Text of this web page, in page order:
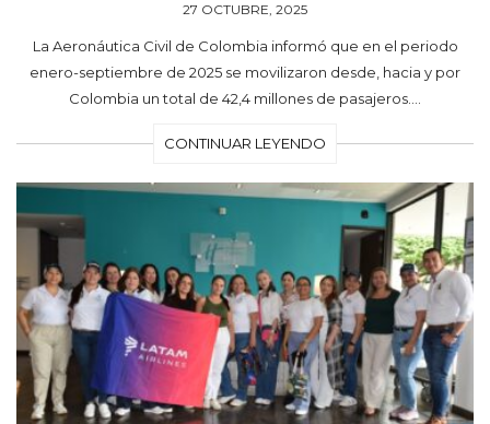
27 OCTUBRE, 2025
La Aeronáutica Civil de Colombia informó que en el periodo
enero-septiembre de 2025 se movilizaron desde, hacia y por
Colombia un total de 42,4 millones de pasajeros.…
CONTINUAR LEYENDO